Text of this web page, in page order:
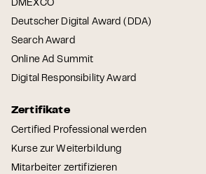
DMEXCO
Deutscher Digital Award (DDA)
Search Award
Online Ad Summit
Digital Responsibility Award
Zertifikate
Certified Professional werden
Kurse zur Weiterbildung
Mitarbeiter zertifizieren